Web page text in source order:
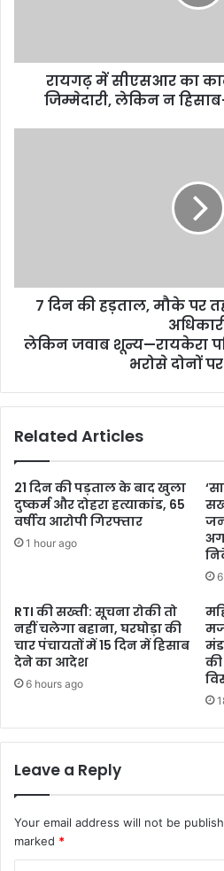
रायगढ़ में सीएसआर का
जिम्मेदारी, लेकिन न
7 दिन की हड़ताल, मौके पर
लेकिन जवाब शून्य—रायकेरा
भरोसे दोनों
Related Articles
21 दिन की पड़ताल के बाद खुला
दुष्कर्म और दोहरा हत्याकांड, 65
वर्षीय आरोपी गिरफ्तार
1 hour ago
RTI की सख्ती: सूचना रोकी तो
नहीं चलेगा बहाना, घरघोड़ा की
चार पंचायतों में 15 दिन में हिसाब
देने का आदेश
6 hours ago
Leave a Reply
Your email address will not be
marked *